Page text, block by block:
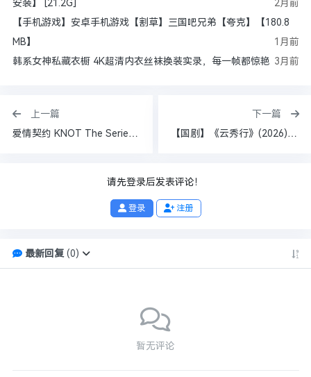
安装】 [21.2G]
2月前
【手机游戏】安卓手机游戏【割草】三国吧兄弟【夸克】【180.8
MB】
1月前
韩系女神私藏衣橱 4K超清内衣丝袜换装实录，每一帧都惊艳 3月前
上一篇
爱情契约 KNOT The Series(2026) [泰国] [剧情] [1080P] [内封简繁]
下一篇
【国剧】《云秀行》(2026)【全36集 已完结】【4K 无损超清】【内置官方中文字幕】【1.7G/集】【主演:李一桐/曾舜晞】
请先登录后发表评论！
登录 注册
最新回复 (0)
暂无评论